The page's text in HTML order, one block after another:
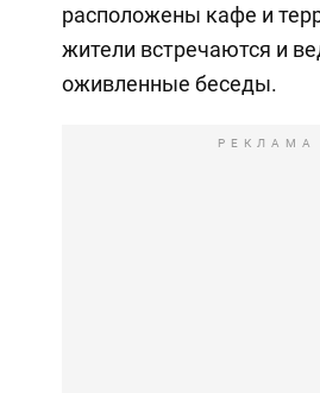
расположены кафе и
жители встречаются и
оживленные беседы.
РЕКЛАМА